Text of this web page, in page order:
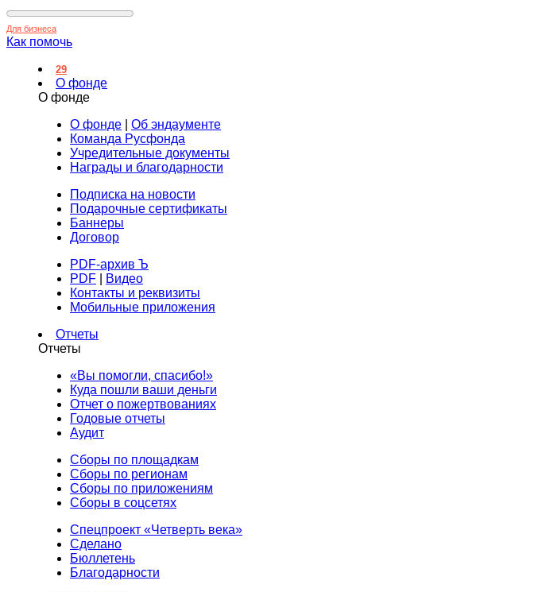
Для бизнеса
Как помочь
29
О фонде
О фонде
О фонде
Об эндаументе
Команда Русфонда
Учредительные документы
Награды и благодарности
Подписка на новости
Подарочные сертификаты
Баннеры
Договор
PDF-архив Ъ
PDF
Видео
Контакты и реквизиты
Мобильные приложения
Отчеты
Отчеты
«Вы помогли, спасибо!»
Куда пошли ваши деньги
Отчет о пожертвованиях
Годовые отчеты
Аудит
Сборы по площадкам
Сборы по регионам
Сборы по приложениям
Сборы в соцсетях
Спецпроект «Четверть века»
Сделано
Бюллетень
Благодарности